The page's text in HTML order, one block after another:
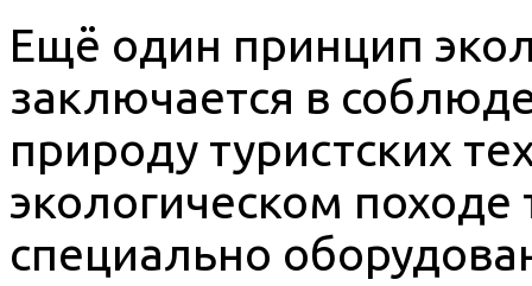
Ещё один принцип
заключается в
природу туристских
экологическом
специально